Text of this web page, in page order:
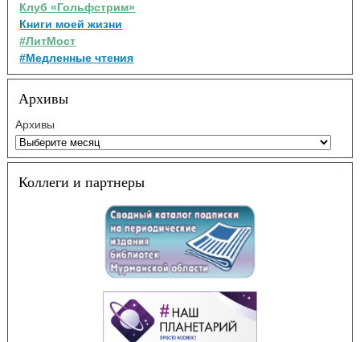
Клуб «Гольфстрим»
Книги моей жизни
#ЛитМост
#Медленные чтения
Архивы
Архивы
Коллеги и партнеры